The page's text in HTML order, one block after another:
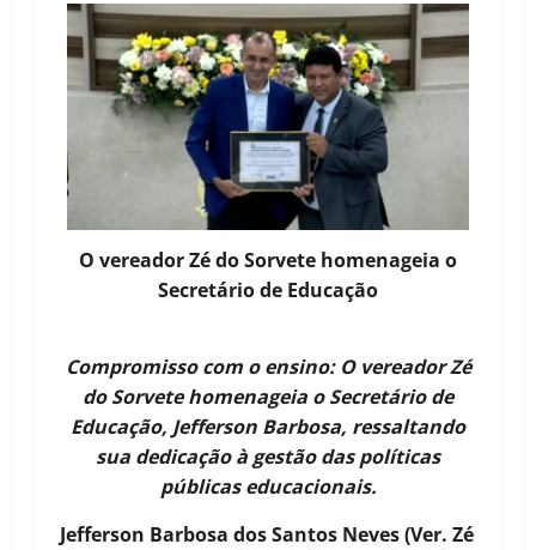
O vereador Zé do Sorvete homenageia o
Secretário de Educação
Compromisso com o ensino: O vereador Zé
do Sorvete homenageia o Secretário de
Educação, Jefferson Barbosa, ressaltando
sua dedicação à gestão das políticas
públicas educacionais.
Jefferson Barbosa dos Santos Neves (Ver. Zé